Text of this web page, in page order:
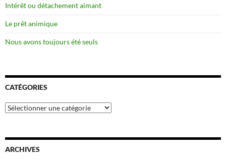
Intérêt ou détachement aimant
Le prêt animique
Nous avons toujours été seuls
CATÉGORIES
Catégories
ARCHIVES